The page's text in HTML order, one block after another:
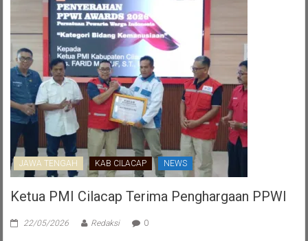
JAWA TENGAH KAB CILACAP NEWS
Ketua PMI Cilacap Terima Penghargaan PPWI
22/05/2026 Redaksi 0